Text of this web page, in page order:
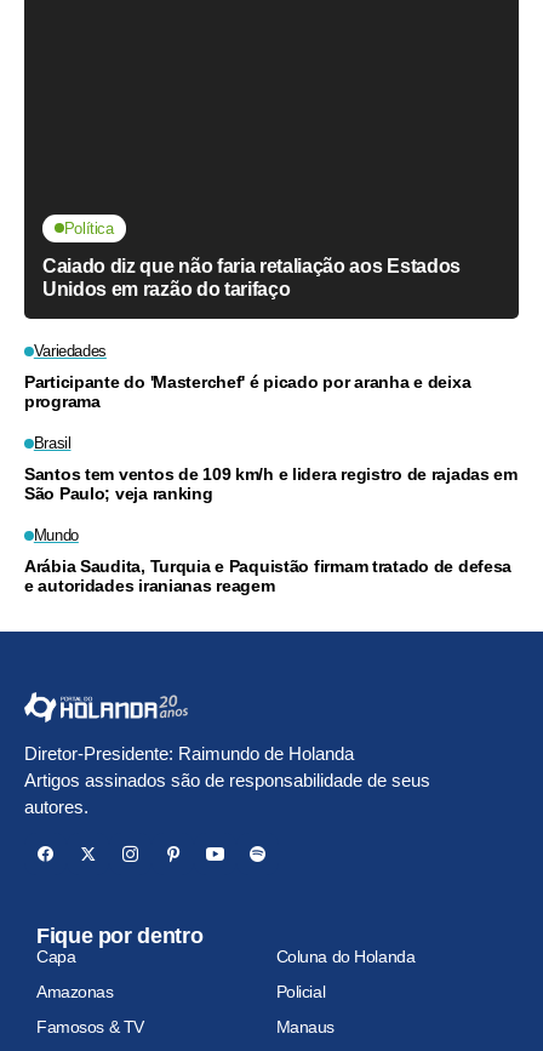
Política
Caiado diz que não faria retaliação aos Estados
Unidos em razão do tarifaço
Variedades
Participante do 'Masterchef' é picado por aranha e deixa
programa
Brasil
Santos tem ventos de 109 km/h e lidera registro de rajadas em
São Paulo; veja ranking
Mundo
Arábia Saudita, Turquia e Paquistão firmam tratado de defesa
e autoridades iranianas reagem
Diretor-Presidente: Raimundo de Holanda
Artigos assinados são de responsabilidade de seus
autores.
Fique por dentro
Capa
Coluna do Holanda
Amazonas
Policial
Famosos & TV
Manaus